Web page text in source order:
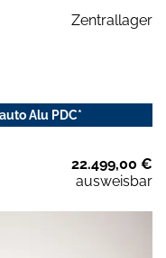
Zentrallager
Alu PDC*
22.499,00 €
ausweisbar